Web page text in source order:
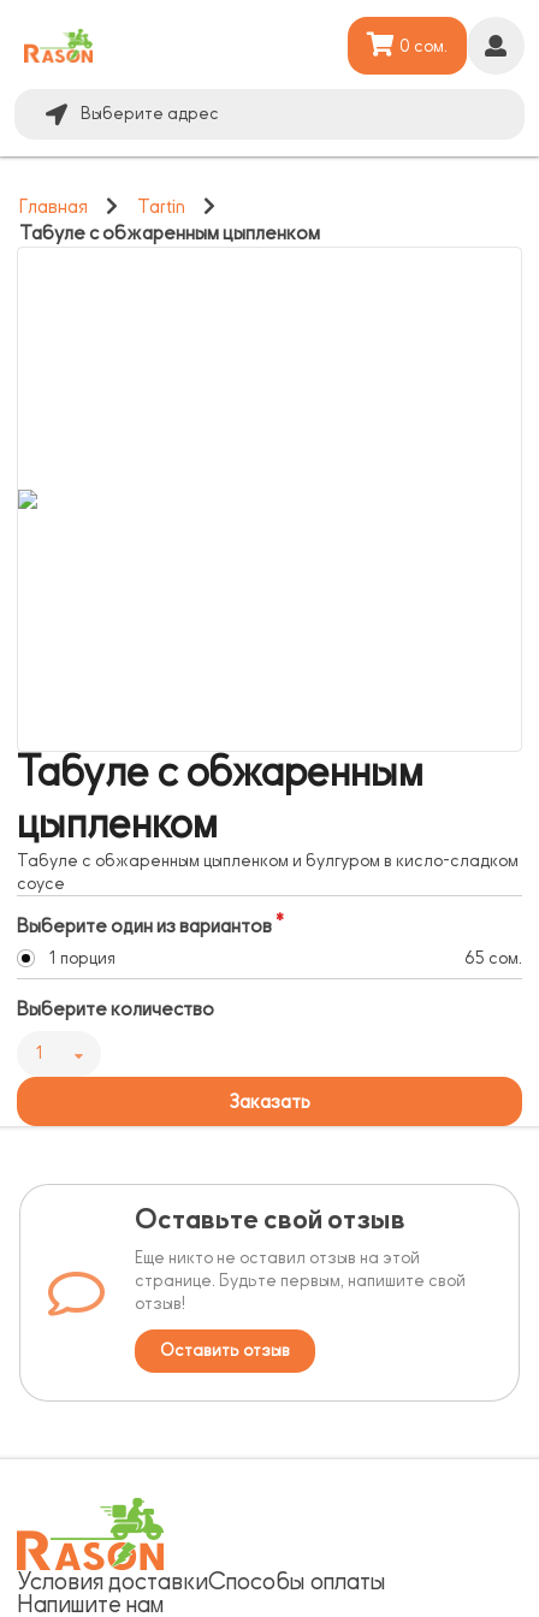
Выберите адрес
0 сом.
Главная
Tartin
Табуле с обжаренным цыпленком
Табуле с обжаренным
цыпленком
Табуле с обжаренным цыпленком и булгуром в кисло-сладком
соусе
Выберите один из вариантов
1 порция 65 сом.
Выберите количество
1
Заказать
Оставьте свой отзыв
Еще никто не оставил отзыв на этой
странице. Будьте первым, напишите свой
отзыв!
Оставить отзыв
Условия доставкиСпособы оплаты
Напишите нам